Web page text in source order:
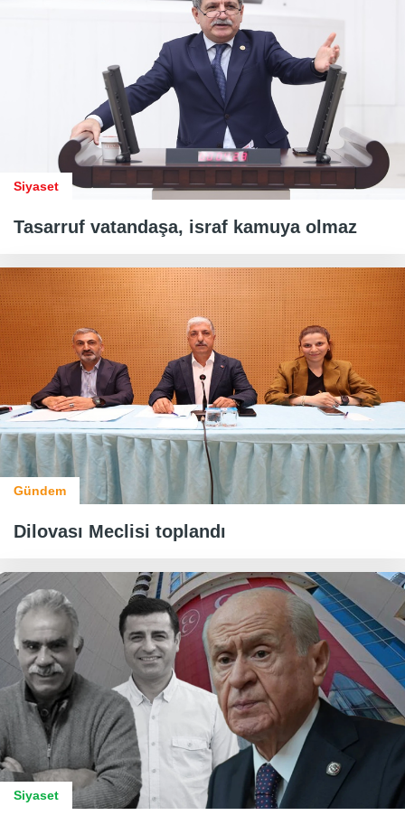
Siyaset
Tasarruf vatandaşa, israf kamuya olmaz
Gündem
Dilovası Meclisi toplandı
Siyaset